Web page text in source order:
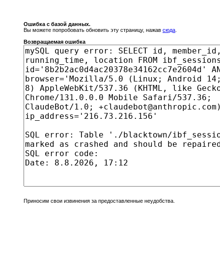
Ошибка с базой данных.
Вы можете попробовать обновить эту страницу, нажав сюда
Возвращаемая ошибка
Приносим свои извинения за предоставленные неудобства.